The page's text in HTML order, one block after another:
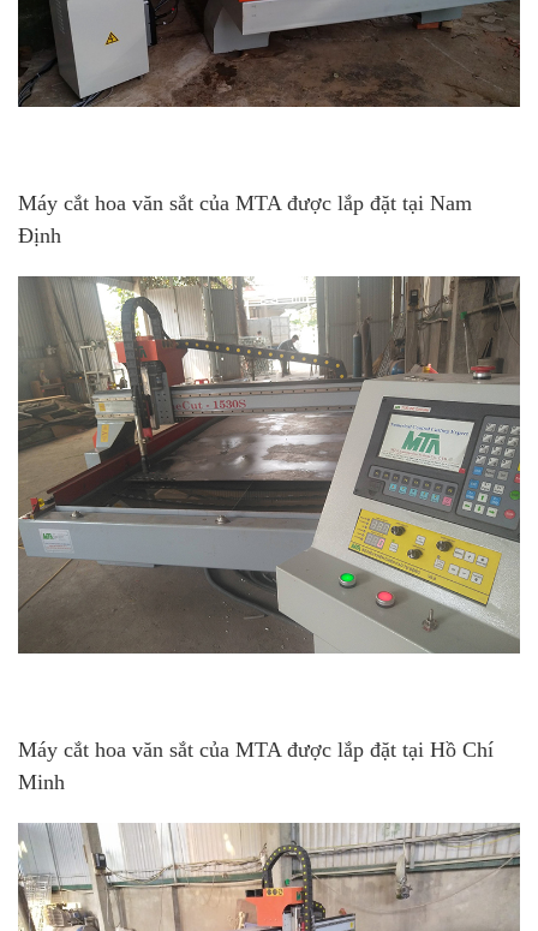
Máy cắt hoa văn sắt của MTA được lắp đặt tại Nam
Định
Máy cắt hoa văn sắt của MTA được lắp đặt tại Hồ Chí
Minh